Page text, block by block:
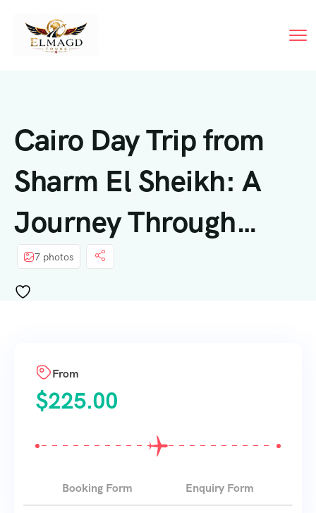
Cairo Day Trip from
Sharm El Sheikh: A
Journey Through
Time
7 photos
From
$225.00
Booking Form Enquiry Form